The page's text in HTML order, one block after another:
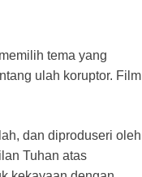
tema yang
ulah koruptor. Film
dan diproduseri oleh
Tuhan atas